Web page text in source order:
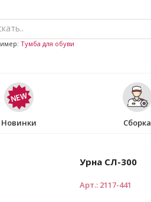
Тумба для обуви
Новинки Сборка
Урна СЛ-300
Арт.: 2117-441